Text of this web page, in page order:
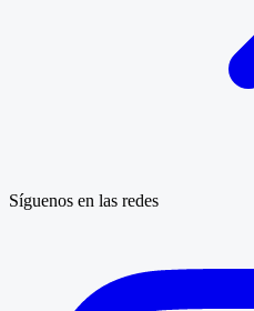
Síguenos en las redes